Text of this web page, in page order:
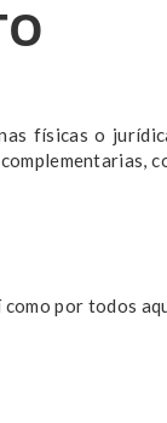
físicas o
por todos